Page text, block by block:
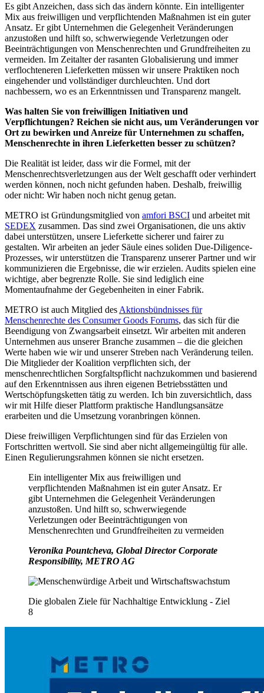
Es gibt Anzeichen, dass sich das ändern könnte. Ein intelligenter
Mix aus freiwilligen und verpflichtenden Maßnahmen ist ein guter
Ansatz. Er gibt Unternehmen die Gelegenheit Veränderungen
anzustoßen und hilft so, schwerwiegende Verletzungen oder
Beeinträchtigungen von Menschenrechten und Grundfreiheiten zu
vermeiden. Im Zeitalter der rasanten Globalisierung und immer
verflochteneren Lieferketten müssen wir unsere Praktiken noch
eingehender und vollständiger durchleuchten. Und dort
nachbessern, wo es an Erkenntnissen und Transparenz mangelt.
Was halten Sie von freiwilligen Initiativen und
Verpflichtungen? Reichen sie nicht aus, um Veränderungen vor
Ort zu bewirken und Anreize für Unternehmen zu schaffen,
Menschenrechte in ihren Lieferketten besser zu schützen?
Die Realität ist leider, dass wir die Formel, mit der
Menschenrechtsverletzungen aus der Welt geschafft oder verhindert
werden können, noch nicht gefunden haben. Deshalb, freiwillig
oder nicht: Wir haben noch nicht genug getan.
METRO ist Gründungsmitglied von amfori BSCI und arbeitet mit
SEDEX zusammen. Das sind zwei Organisationen, die uns aktiv
dabei unterstützen, unsere Lieferkette sicherer und fairer zu
gestalten. Wir arbeiten an jeder Säule eines soliden Due-Diligence-
Prozesses, wir unterstützen die Transparenz unserer Partner und wir
kommunizieren die Ergebnisse, die wir erzielen. Audits spielen eine
wichtige, aber begrenzte Rolle. Sie sind lediglich eine
Momentaufnahme der Gegebenheiten in einer Fabrik.
METRO ist auch Mitglied des Aktionsbündnisses für
Menschenrechte des Consumer Goods Forums, das sich für die
Beendigung von Zwangsarbeit einsetzt. Wir arbeiten mit anderen
Unternehmen aus unserer Branche zusammen – die die gleichen
Werte haben wie wir und unserer Streben nach Veränderung teilen.
Die Mitglieder der Koalition verpflichten sich, der
menschenrechtlichen Sorgfaltspflicht nachzukommen und basierend
auf den Erkenntnissen aus ihren eigenen Betriebsstätten und
Wertschöpfungsketten tätig zu werden. Ich bin zuversichtlich, dass
wir mit Hilfe dieser Plattform praktische Handlungsansätze
erarbeiten und die Umsetzung voranbringen können.
Diese freiwilligen Verpflichtungen sind für das Erzielen von
Fortschritten wertvoll. Sie sind aber nicht allgemeingültig für alle.
Einen Regulierungsrahmen können sie nicht ersetzen.
Ein intelligenter Mix aus freiwilligen und
verpflichtenden Maßnahmen ist ein guter Ansatz. Er
gibt Unternehmen die Gelegenheit Veränderungen
anzustoßen. Und hilft so, schwerwiegende
Verletzungen oder Beeinträchtigungen von
Menschenrechten und Grundfreiheiten zu vermeiden
Veronika Pountcheva, Global Director Corporate
Responsibility, METRO AG
Die globalen Ziele für Nachhaltige Entwicklung - Ziel
8